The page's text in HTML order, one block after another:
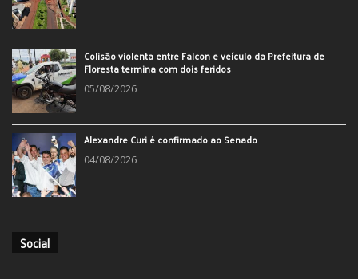
Colisão violenta entre Falcon e veículo da Prefeitura de
Floresta termina com dois feridos
05/08/2026
Alexandre Curi é confirmado ao Senado
04/08/2026
Social